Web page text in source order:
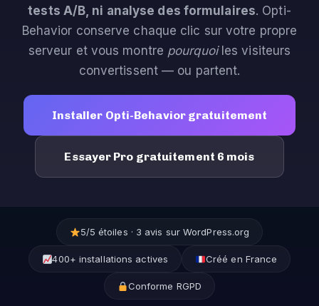
tests A/B, ni analyse des formulaires. Opti-
Behavior conserve chaque clic sur votre propre
serveur et vous montre pourquoiles visiteurs
convertissent — ou partent.
Installer Opti-Behavior gratuitement
Essayer Pro gratuitement 6 mois
5/5 étoiles · 3 avis sur WordPress.org
400+ installations actives Créé en France
Conforme RGPD